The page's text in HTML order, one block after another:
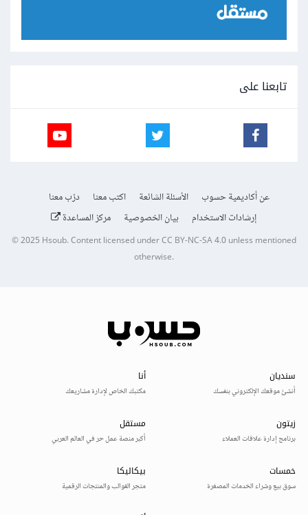
تابعنا على
عن أكاديمية حسوب الأسئلة الشائعة اكتب معنا
درّب معنا
إرشادات الاستخدام
بيان الخصوصية مركز المساعدة
© 2025Hsoub.Content licensed underCC BY-NC-SA 4.0unless mentioned
otherwise.